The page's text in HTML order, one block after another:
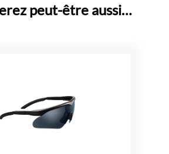
peut-être aussi…